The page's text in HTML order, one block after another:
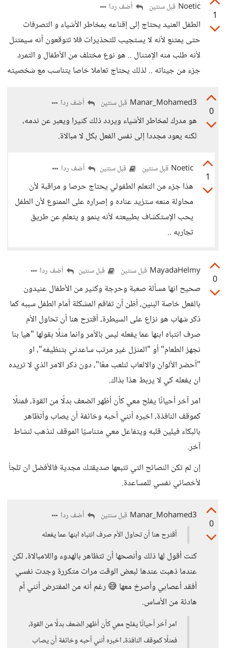
1
Noetic قبل سنتين أضف ردا
الطفل العنيد يحتاج إلى إقناعه بمخاطر الأشياء و التصرفات
حتى يمتنع لأنه لا يستجيب للتحذيرات فلا تتوقعون أنه سيمتثل
لأنه طلب منه الإمتثال .. هو نوع مختلف من الأطفال و التمرد
جزء من جيناته .. لذلك يحتاج تعاملا خاصا يتناسب مع شخصيته
0
Manar_Mohamed3 قبل سنتين أضف ردا
هو مدرك لمخاطر الأشياء ويردد ذلك كثيرا ويعبر عن ندمه،
لكنه يعود مجددا إلى نفس الفعل بكل لا مبالاة.
1
Noetic قبل سنتين قبل سنتين أضف ردا
هذا جزء من التعلم الطفولي يحتاج حرصا و مراقبة لأن
محاولة منعه ستزيد عناده و إصراره على الممنوع لأن الطفل
يحب الإستكشاف بطبيعته لأنه ينمو و يتعلم عن طريق
تجاربه ..
0
MayadaHelmy قبل سنتين قبل سنتين أضف ردا
صحيح انها مسألة صعبة وحرجة وكثير من الأطفال عنيدون
بالفعل خاصة البنين، أظن أن تفاقم المشكلة أمام الطفل سببه كما
ذكر شهاب هو نزاع على السيطرة، أقترح هنا أن تحاول الأم
صرف انتباه ابنها عما يفعله ليس بالأمر وانما مثلًا بقولها "هيا بنا
نجهز الطعام" أو "المنزل غير مرتب ساعدني بتنظيفه"، او
"أحضر الألوان والالعاب لنلعب معًا"، دون ذكر الامر الذي لا تريده
ان يفعله كي لا يربط هذا بذاك.
امر آخر أحيانًا يفلح معي كأن أظهر الضعف بدلًا من القوة، فمثلًا
كموقف النافذة، اخبره أنني أحبه وخائفة أن يصاب وأتظاهر
بالبكاء فيلين قلبه ويتفاعل معي متناسيًا الموقف لنذهب لنشاط
آخر.
إن لم تكن النصائح التي تتبعها صديقتك مجدية فالأفضل ان تلجأ
لأخصائي نفسي للمساعدة.
0
Manar_Mohamed3 قبل سنتين
أضف ردا
أقترح هنا أن تحاول الأم صرف انتباه ابنها عما يفعله
كنت أقول لها ذلك وأنصحها أن تتظاهر بالهدوء واللامبالاة، لكن
عندما ذهبت عندها لبعض الوقت مرات متكررة وجدت نفسي
أفقد أعصابي وأصرخ معها 😅 رغم أنه من المفترض أنني أم
هادئة من الأساس.
امر آخر أحيانًا يفلح معي كأن أظهر الضعف بدلًا من القوة،
فمثلًا كموقف النافذة، اخبره أنني أحبه وخائفة أن يصاب